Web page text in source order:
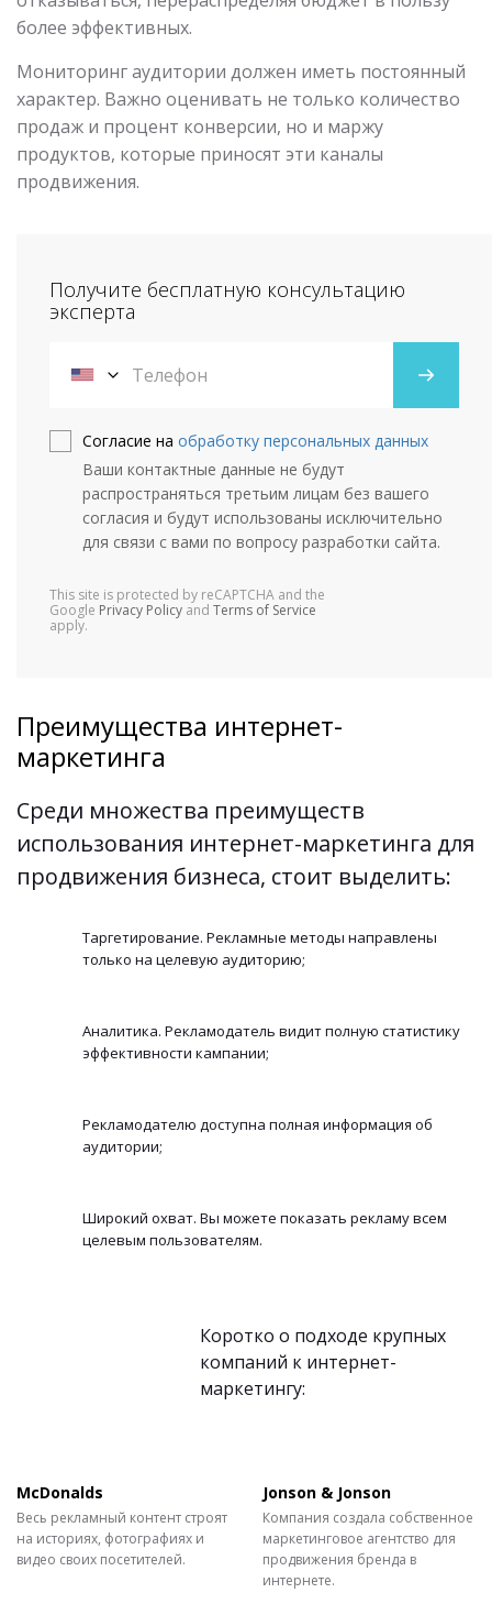
более эффективных.
Мониторинг аудитории должен иметь постоянный
характер. Важно оценивать не только количество
продаж и процент конверсии, но и маржу
продуктов, которые приносят эти каналы
продвижения.
Преимущества интернет-
маркетинга
Среди множества преимуществ
использования интернет-маркетинга для
продвижения бизнеса, стоит выделить:
Получите бесплатную консультацию
эксперта
Согласие на обработку персональных данных
Ваши контактные данные не будут
распространяться третьим лицам без вашего
согласия и будут использованы исключительно
для связи с вами по вопросу разработки сайта.
This site is protected by reCAPTCHA and the
Google Privacy Policy and Terms of Service
apply.
Таргетирование. Рекламные методы направлены
только на целевую аудиторию;
Аналитика. Рекламодатель видит полную статистику
эффективности кампании;
Рекламодателю доступна полная информация об
аудитории;
Широкий охват. Вы можете показать рекламу всем
целевым пользователям.
Коротко о подходе крупных
компаний к интернет-
маркетингу:
McDonalds
Весь рекламный контент строят
на историях, фотографиях и
видео своих посетителей.
Jonson & Jonson
Компания создала собственное
маркетинговое агентство для
продвижения бренда в
интернете.